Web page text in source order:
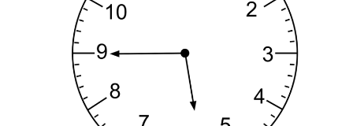
americano